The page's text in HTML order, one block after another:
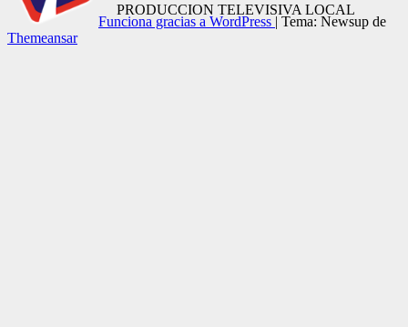
PRODUCCION TELEVISIVA LOCAL
Funciona gracias a WordPress | Tema: Newsup de
Themeansar